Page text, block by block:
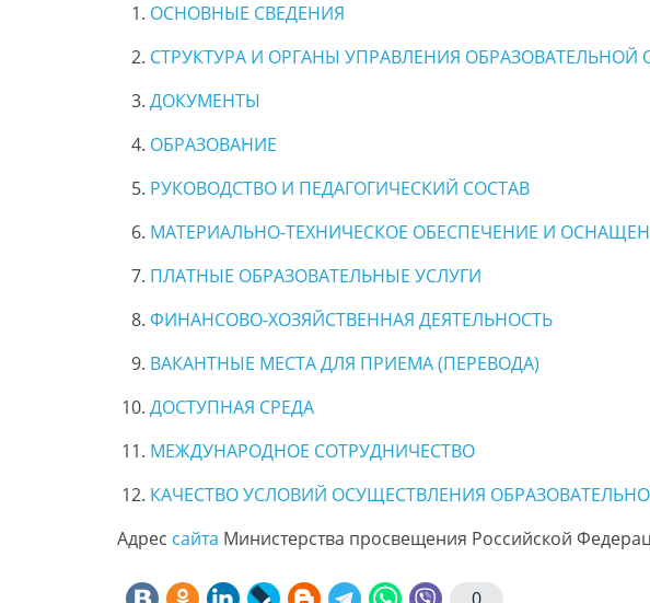
ОСНОВНЫЕ СВЕДЕНИЯ
СТРУКТУРА И ОРГАНЫ УПРАВЛЕНИЯ ОБРАЗОВАТЕЛЬНОЙ
ДОКУМЕНТЫ
ОБРАЗОВАНИЕ
РУКОВОДСТВО И ПЕДАГОГИЧЕСКИЙ СОСТАВ
МАТЕРИАЛЬНО-ТЕХНИЧЕСКОЕ ОБЕСПЕЧЕНИЕ И
ПЛАТНЫЕ ОБРАЗОВАТЕЛЬНЫЕ УСЛУГИ
ФИНАНСОВО-ХОЗЯЙСТВЕННАЯ ДЕЯТЕЛЬНОСТЬ
ВАКАНТНЫЕ МЕСТА ДЛЯ ПРИЕМА (ПЕРЕВОДА)
ДОСТУПНАЯ СРЕДА
МЕЖДУНАРОДНОЕ СОТРУДНИЧЕСТВО
КАЧЕСТВО УСЛОВИЙ ОСУЩЕСТВЛЕНИЯ
Адрес сайта Министерства просвещения Российской